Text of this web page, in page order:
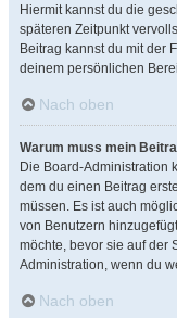
Hiermit kannst du die
späteren Zeitpunkt
Beitrag kannst du mit der
deinem persönlichen
Nach oben
Warum muss mein
Die Board-Administration
dem du einen Beitrag
müssen. Es ist auch
von Benutzern
möchte, bevor sie auf der
Administration, wenn du
Nach oben